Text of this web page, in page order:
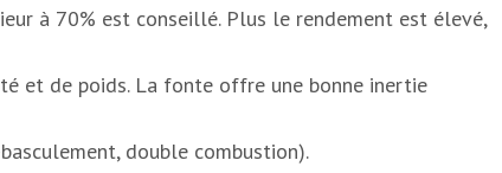
à 70% est conseillé. Plus le rendement est élevé,
et de poids. La fonte offre une bonne inertie
double combustion).